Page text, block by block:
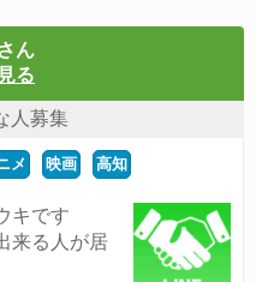
ん
る
人募集
メ 映画 高知
キです
来る人が居